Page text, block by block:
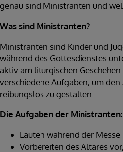
genau sind Ministranten und
Was sind Ministranten?
Ministranten sind Kinder und
während des Gottesdienstes
aktiv am liturgischen
verschiedene Aufgaben, um
reibungslos zu gestalten.
Die Aufgaben der Ministranten:
Läuten während der Messe
Vorbereiten des Altares